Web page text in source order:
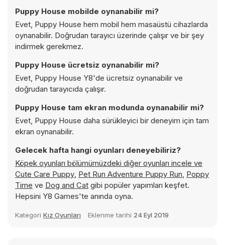
Puppy House mobilde oynanabilir mi?
Evet, Puppy House hem mobil hem masaüstü cihazlarda
oynanabilir. Doğrudan tarayıcı üzerinde çalışır ve bir şey
indirmek gerekmez.
Puppy House ücretsiz oynanabilir mi?
Evet, Puppy House Y8'de ücretsiz oynanabilir ve
doğrudan tarayıcıda çalışır.
Puppy House tam ekran modunda oynanabilir mi?
Evet, Puppy House daha sürükleyici bir deneyim için tam
ekran oynanabilir.
Gelecek hafta hangi oyunları deneyebiliriz?
Köpek oyunları bölümümüzdeki diğer oyunları incele ve
Cute Care Puppy, Pet Run Adventure Puppy Run, Poppy
Time ve Dog and Cat gibi popüler yapımları keşfet.
Hepsini Y8 Games'te anında oyna.
Kategori Kız Oyunları Eklenme tarihi 24 Eyl 2019